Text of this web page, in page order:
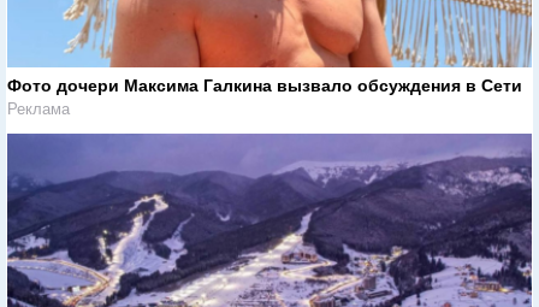
Фото дочери Максима Галкина вызвало обсуждения в Сети
Реклама